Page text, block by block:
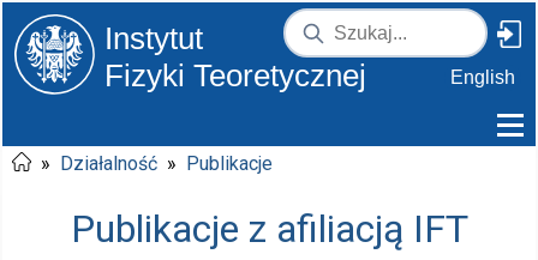
Instytut
Fizyki Teoretycznej
English
» Działalność » Publikacje
Publikacje z afiliacją IFT